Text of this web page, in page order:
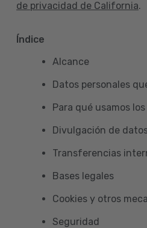
de privacidad de California.
Índice
Alcance
Datos personales
Para qué usamos
Divulgación de
Transferencias
Bases legales
Cookies y otros
Seguridad